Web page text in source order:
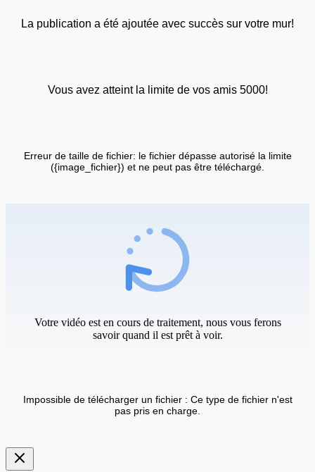
La publication a été ajoutée avec succès sur votre mur!
Vous avez atteint la limite de vos amis 5000!
Erreur de taille de fichier: le fichier dépasse autorisé la limite
({image_fichier}) et ne peut pas être téléchargé.
Votre vidéo est en cours de traitement, nous vous ferons
savoir quand il est prêt à voir.
Impossible de télécharger un fichier : Ce type de fichier n'est
pas pris en charge.